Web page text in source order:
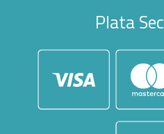
Plata